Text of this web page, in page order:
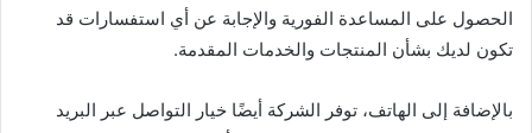
الحصول على المساعدة الفورية والإجابة عن أي استفسارات قد
تكون لديك بشأن المنتجات والخدمات المقدمة.
بالإضافة إلى الهاتف، توفر الشركة أيضًا خيار التواصل عبر البريد